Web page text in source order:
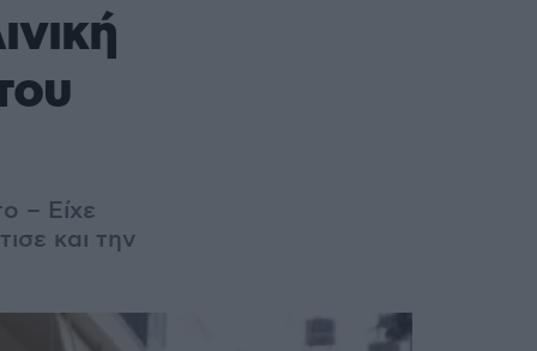
– Είχε
και την